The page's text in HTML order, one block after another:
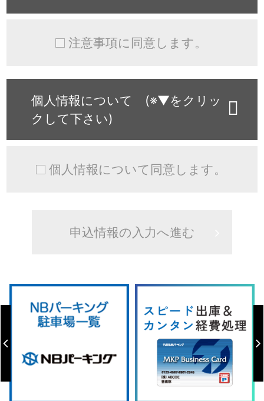
注意事項に同意します。
個人情報について (※▼をクリッ
クして下さい)
個人情報について同意します。